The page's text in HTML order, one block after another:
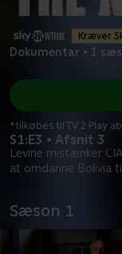
Kræver
Dokumentar • 1
S1:E3 • Afsnit 3
Levine mistænker
at omdanne Bolivia
*tilkøbes til TV 2 Play
Sæson 1